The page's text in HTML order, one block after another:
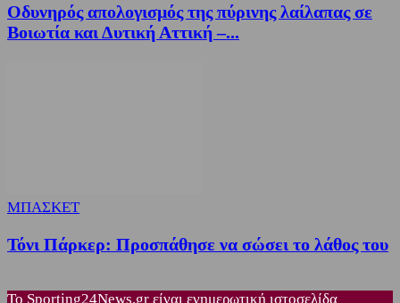
Οδυνηρός απολογισμός της πύρινης λαίλαπας σε
Βοιωτία και Δυτική Αττική –...
ΜΠΑΣΚΕΤ
Τόνι Πάρκερ: Προσπάθησε να σώσει το λάθος του
Το Sporting24News.gr είναι ενημερωτική ιστοσελίδα